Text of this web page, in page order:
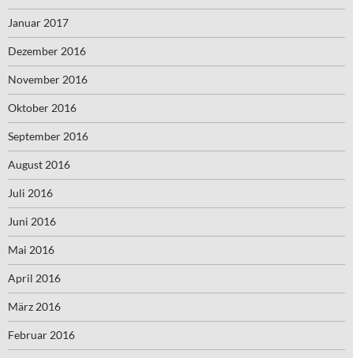
Januar 2017
Dezember 2016
November 2016
Oktober 2016
September 2016
August 2016
Juli 2016
Juni 2016
Mai 2016
April 2016
März 2016
Februar 2016